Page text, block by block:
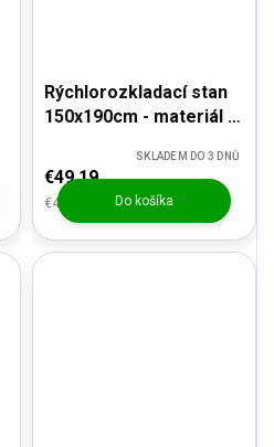
Rýchlorozkladací stan
150x190cm - materiál s
€40,65 bez DPH
€49,19
SKLADEM DO 3 DNŮ
Do košíka